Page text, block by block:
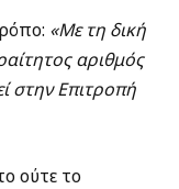
«Με τη δική
αριθμός
στην Επιτροπή
ούτε το